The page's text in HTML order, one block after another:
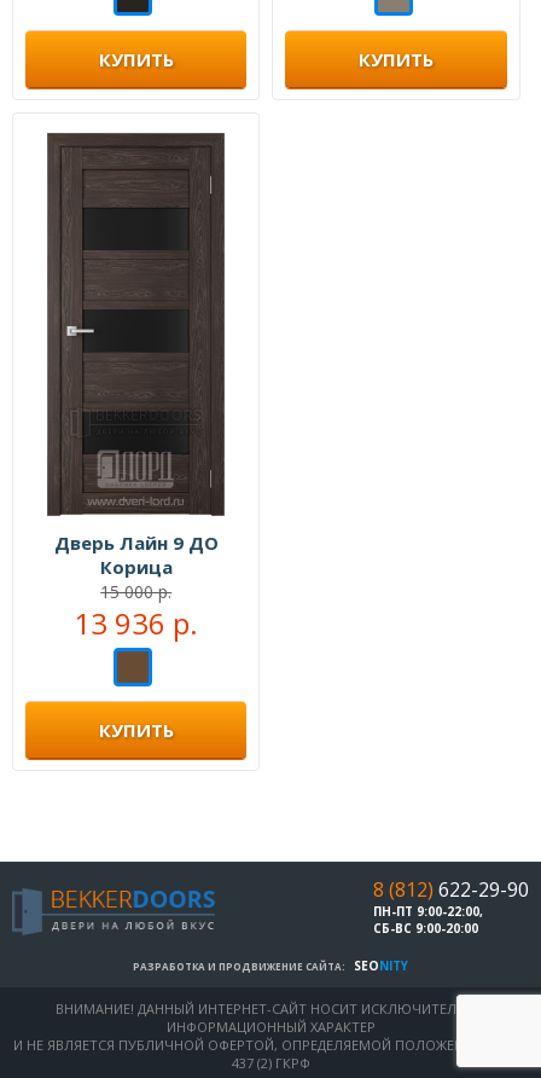
КУПИТЬ КУПИТЬ
Дверь Лайн 9 ДО
Корица
15 000 р.
13 936 р.
КУПИТЬ
8 (812) 622-29-90
ПН-ПТ 9:00-22:00,
СБ-ВС 9:00-20:00
РАЗРАБОТКА И ПРОДВИЖЕНИЕ САЙТА: SEONITY
ВНИМАНИЕ! ДАННЫЙ ИНТЕРНЕТ-САЙТ НОСИТ ИСКЛЮЧИТЕЛЬНО
ИНФОРМАЦИОННЫЙ ХАРАКТЕР
И НЕ ЯВЛЯЕТСЯ ПУБЛИЧНОЙ ОФЕРТОЙ, ОПРЕДЕЛЯЕМОЙ ПОЛОЖЕНИЯМИ СТ.
437 (2) ГКРФ